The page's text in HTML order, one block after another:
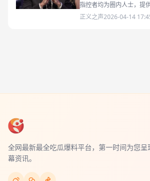
指控者均为圈内人士，提
关协会已介入调查
正义之声2026-04-14
全网最新最全吃瓜爆料平台，第一时间为您
幕资讯。